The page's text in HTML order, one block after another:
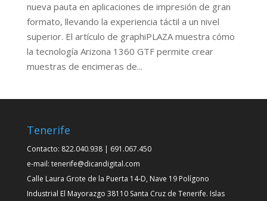
nueva pauta en aplicaciones de impresión de gran
formato, llevando la experiencia táctil a un nivel
superior. El artículo de graphiPLAZA muestra cómo
la tecnología Arizona 1360 GTF permite crear
muestras de encimeras de...
Tenerife
Contacto: 822.040.938 | 691.067.450
e-mail: tenerife@dicandigital.com
Calle Laura Grote de la Puerta 14-D, Nave 19 Polígono
Industrial El Mayorazgo 38110 Santa Cruz de Tenerife. Islas